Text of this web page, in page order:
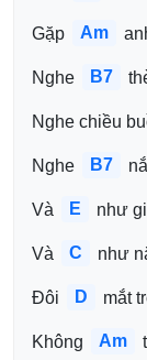
Gặp Am
Nghe B7
Nghe chiều
Nghe B7
Và E như
Và C như
Đôi D mắt
Không Am